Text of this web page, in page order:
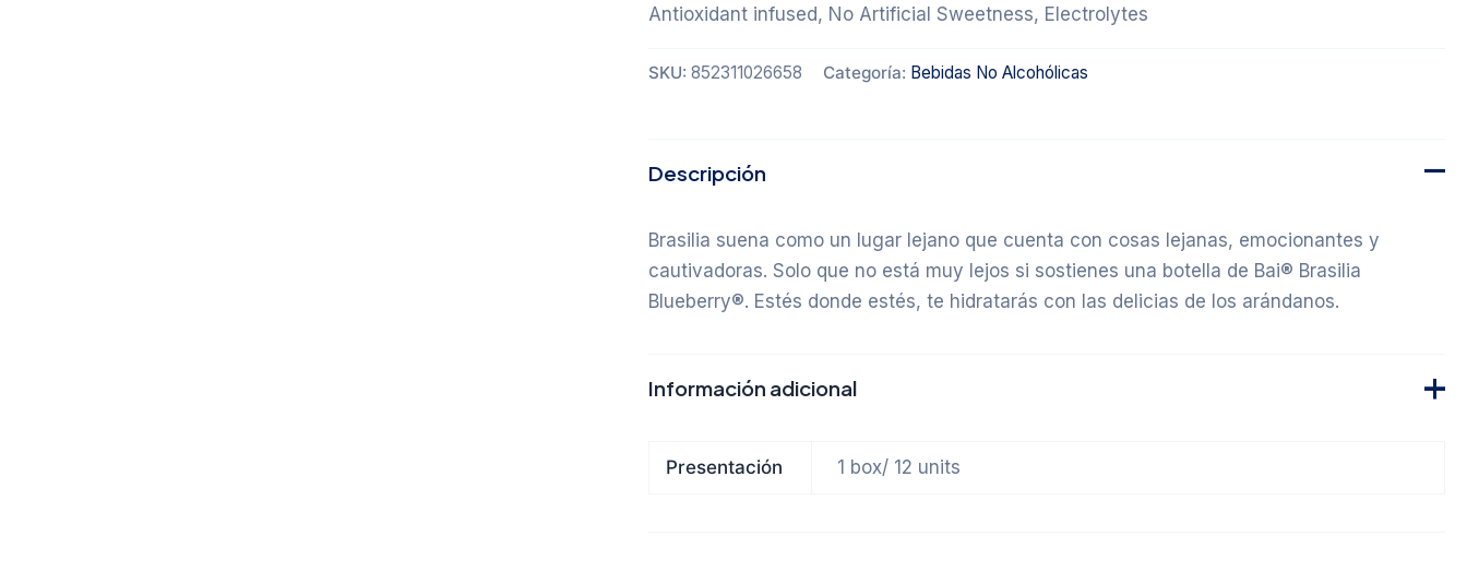
Antioxidant infused, No Artificial Sweetness, Electrolytes
SKU: 852311026658 Categoría: Bebidas No Alcohólicas
Descripción
Brasilia suena como un lugar lejano que cuenta con cosas lejanas, emocionantes y
cautivadoras. Solo que no está muy lejos si sostienes una botella de Bai® Brasilia
Blueberry®. Estés donde estés, te hidratarás con las delicias de los arándanos.
Información adicional
Presentación 1 box/ 12 units